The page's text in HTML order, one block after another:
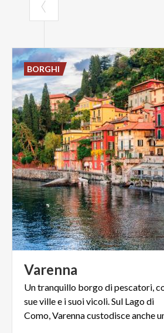
Varenna
Un tranquillo borgo di pescatori,
sue ville e i suoi vicoli. Sul Lago di
BORGHI